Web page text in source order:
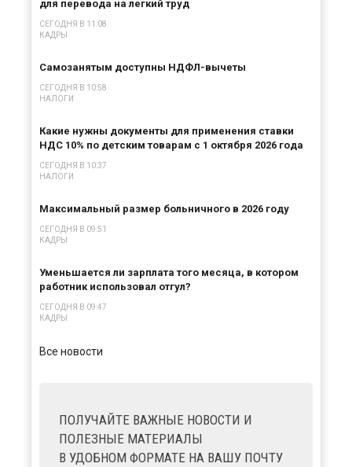
для перевода на легкий труд
СЕГОДНЯ В 11:08
КАДРЫ
Самозанятым доступны НДФЛ-вычеты
СЕГОДНЯ В 10:58
НАЛОГИ
Какие нужны документы для применения ставки
НДС 10% по детским товарам с 1 октября 2026 года
СЕГОДНЯ В 10:37
НАЛОГИ
Максимальный размер больничного в 2026 году
СЕГОДНЯ В 09:51
КАДРЫ
Уменьшается ли зарплата того месяца, в котором
работник использовал отгул?
СЕГОДНЯ В 09:47
КАДРЫ
Все новости
ПОЛУЧАЙТЕ ВАЖНЫЕ НОВОСТИ И
ПОЛЕЗНЫЕ МАТЕРИАЛЫ
В УДОБНОМ ФОРМАТЕ НА ВАШУ ПОЧТУ